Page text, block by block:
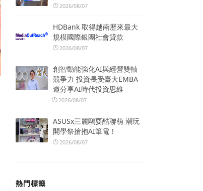
2026/08/07
HDBank 取得越南歷來最大
規模國際銀團社會貸款
2026/08/07
創智動能強化AI與經營雙軸
競爭力 投資長受臺大EMBA
邀分享AI時代投資思維
2026/08/07
ASUSx三麗鷗耍酷聯萌 潮玩
開學祭搶抱AI筆電！
2026/08/07
熱門標籤